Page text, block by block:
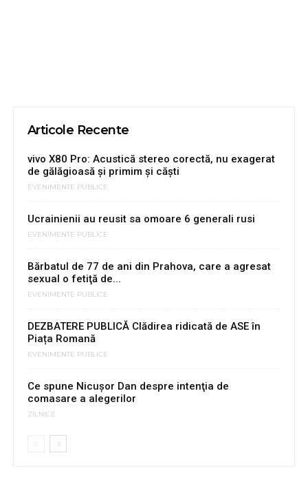
Articole Recente
vivo X80 Pro: Acustică stereo corectă, nu exagerat
de gălăgioasă şi primim şi căşti
EVENIMENTE PUBLICE
Ucrainienii au reusit sa omoare 6 generali rusi
EVENIMENTE PUBLICE
Bărbatul de 77 de ani din Prahova, care a agresat
sexual o fetiţă de...
EVENIMENTE PUBLICE
DEZBATERE PUBLICĂ Clădirea ridicată de ASE în
Piața Romană
EVENIMENTE PUBLICE
Ce spune Nicușor Dan despre intenţia de
comasare a alegerilor
ZILNICE